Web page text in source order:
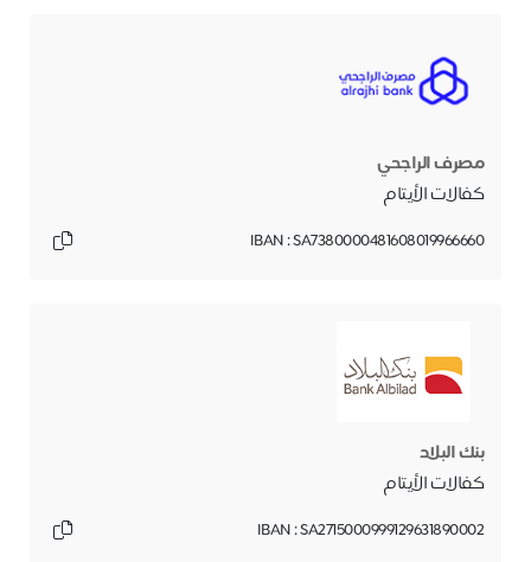
مصرف الراجحي
كفالات الأيتام
IBAN : SA7380000481608019966660
بنك البلاد
كفالات الأيتام
IBAN : SA2715000999129631890002